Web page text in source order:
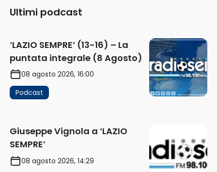
Ultimi podcast
‘LAZIO SEMPRE’ (13-16) – La
puntata integrale (8 Agosto)
08 agosto 2026, 16:00
Podcast
Giuseppe Vignola a ‘LAZIO
SEMPRE’
08 agosto 2026, 14:29